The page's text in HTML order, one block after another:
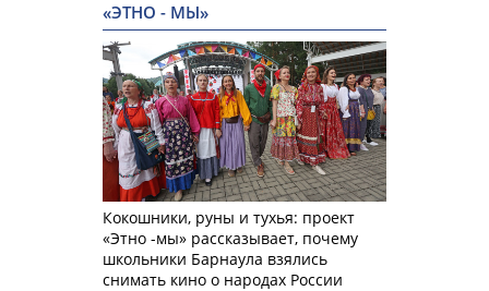
«ЭТНО - МЫ»
Кокошники, руны и тухья: проект
«Этно -мы» рассказывает, почему
школьники Барнаула взялись
снимать кино о народах России